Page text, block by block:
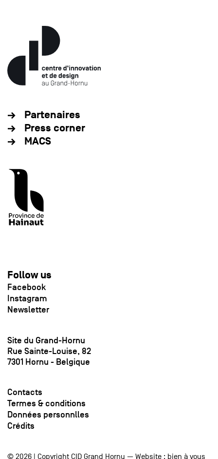
Partenaires
Press corner
MACS
Follow us
Facebook
Instagram
Newsletter
Site du Grand-Hornu
Rue Sainte-Louise, 82
7301 Hornu - Belgique
Contacts
Termes & conditions
Données personnlles
Crédits
© 2026 | Copyright CID Grand Hornu — Website : bien à vous